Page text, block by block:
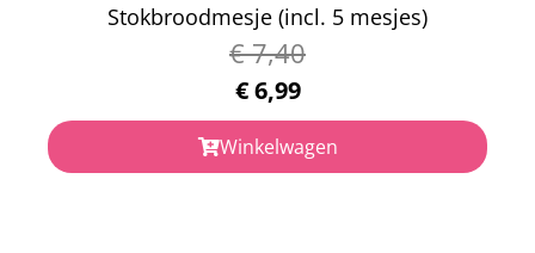
Stokbroodmesje (incl. 5 mesjes)
€7,40
€6,99
Winkelwagen